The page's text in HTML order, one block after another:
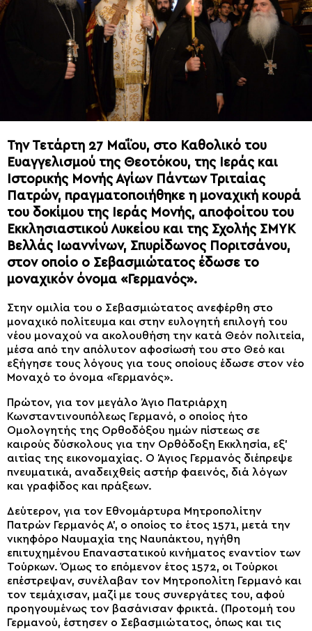
Την Τετάρτη 27 Μαΐου, στο Καθολικό του
Ευαγγελισμού της Θεοτόκου, της Ιεράς και
Ιστορικής Μονής Αγίων Πάντων Τριταίας
Πατρών, πραγματοποιήθηκε η μοναχική κουρά
του δοκίμου της Ιεράς Μονής, αποφοίτου του
Εκκλησιαστικού Λυκείου και της Σχολής ΣΜΥΚ
Βελλάς Ιωαννίνων, Σπυρίδωνος Ποριτσάνου,
στον οποίο ο Σεβασμιώτατος έδωσε το
μοναχικόν όνομα «Γερμανός».
Στην ομιλία του ο Σεβασμιώτατος ανεφέρθη στο
μοναχικό πολίτευμα και στην ευλογητή επιλογή του
νέου μοναχού να ακολουθήση την κατά Θεόν πολιτεία,
μέσα από την απόλυτον αφοσίωσή του στο Θεό και
εξήγησε τους λόγους για τους οποίους έδωσε στον νέο
Μοναχό το όνομα «Γερμανός».
Πρώτον, για τον μεγάλο Άγιο Πατριάρχη
Κωνσταντινουπόλεως Γερμανό, ο οποίος ήτο
Ομολογητής της Ορθοδόξου ημών πίστεως σε
καιρούς δύσκολους για την Ορθόδοξη Εκκλησία, εξ’
αιτίας της εικονομαχίας. Ο Άγιος Γερμανός διέπρεψε
πνευματικά, αναδειχθείς αστήρ φαεινός, διά λόγων
και γραφίδος και πράξεων.
Δεύτερον, για τον Εθνομάρτυρα Μητροπολίτην
Πατρών Γερμανός Α’, ο οποίος το έτος 1571, μετά την
νικηφόρο Ναυμαχία της Ναυπάκτου, ηγήθη
επιτυχημένου Επαναστατικού κινήματος εναντίον των
Τούρκων. Όμως το επόμενον έτος 1572, οι Τούρκοι
επέστρεψαν, συνέλαβαν τον Μητροπολίτη Γερμανό και
τον τεμάχισαν, μαζί με τους συνεργάτες του, αφού
προηγουμένως τον βασάνισαν φρικτά. (Προτομή του
Γερμανού, έστησεν ο Σεβασμιώτατος, όπως και τις